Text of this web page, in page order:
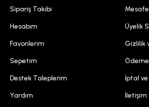
Sipariş Takibi
Hesabım
Favorilerim
Sepetim
Destek Taleplerim
Yardım
Üyelik
Gizlilik
Ödeme
İptal ve
İletişim